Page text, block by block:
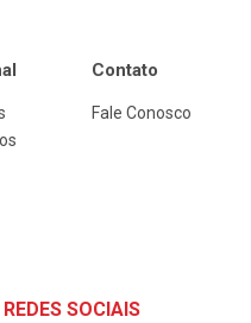
Contato
Fale Conosco
SOCIAIS